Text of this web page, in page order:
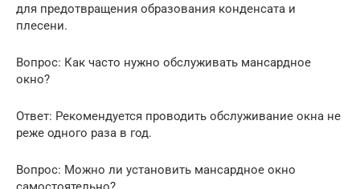
для предотвращения образования конденсата и
плесени.
Вопрос: Как часто нужно обслуживать мансардное
окно?
Ответ: Рекомендуется проводить обслуживание окна не
реже одного раза в год.
Вопрос: Можно ли установить мансардное окно